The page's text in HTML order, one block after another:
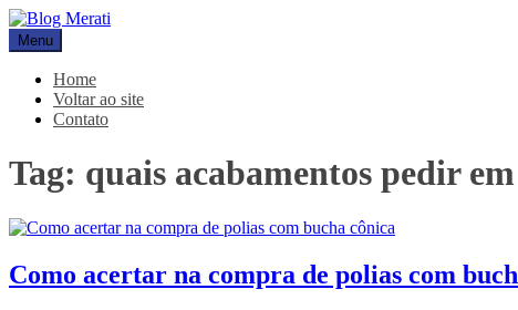
Pular
para
o
conteúdo
Blog Merati
Líder na fabricação de peças para Indústrias
Menu
Home
Voltar ao site
Contato
Tag: quais acabamentos pedir
Como acertar na compra de polias com